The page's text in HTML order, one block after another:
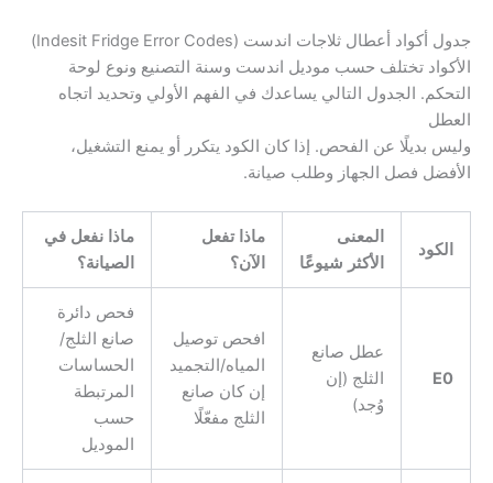
جدول أكواد أعطال ثلاجات اندست (Indesit Fridge Error Codes)
الأكواد تختلف حسب موديل اندست وسنة التصنيع ونوع لوحة
التحكم. الجدول التالي يساعدك في الفهم الأولي وتحديد اتجاه
العطل
وليس بديلًا عن الفحص. إذا كان الكود يتكرر أو يمنع التشغيل،
الأفضل فصل الجهاز وطلب صيانة.
الكود
المعنى
الأكثر شيوعًا
ماذا تفعل
الآن؟
ماذا نفعل في
الصيانة؟
E0
عطل صانع
الثلج (إن
وُجد)
افحص توصيل
المياه/التجميد
إن كان صانع
الثلج مفعّلًا
فحص دائرة
صانع الثلج/
الحساسات
المرتبطة
حسب
الموديل